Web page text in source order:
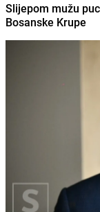
Slijepom mužu
Bosanske Krupe